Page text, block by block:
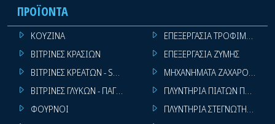
ΠΡΟΪΌΝΤΑ
ΚΟΥΖΙΝΑ
ΒΙΤΡΙΝΕΣ ΚΡΑΣΙΩΝ
ΒΙΤΡΙΝΕΣ ΚΡΕΑΤΩΝ - SUPER MARKET
ΒΙΤΡΙΝΕΣ ΓΛΥΚΩΝ - ΠΑΓΩΤΩΝ
ΦΟΥΡΝΟΙ
ΕΠΕΞΕΡΓΑΣΙΑ ΤΡΟΦΙΜΩΝ
ΕΠΕΞΕΡΓΑΣΙΑ ΖΥΜΗΣ
ΜΗΧΑΝΗΜΑΤΑ
ΠΛΥΝΤΗΡΙΑ ΠΙΑΤΩΝ
ΠΛΥΝΤΗΡΙΑ ΣΤΕΓΝΩΤΗΡΙΑ